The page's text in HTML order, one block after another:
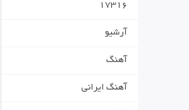
17316
آرشیو
آهنگ
آهنگ ایرانی